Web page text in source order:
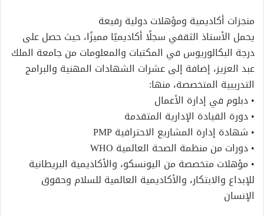
منجزات أكاديمية ومؤهلات دولية رفيعة
يحمل الأستاذ الثقفي سجلًا أكاديميًا مميزًا، حيث حصل على
درجة البكالوريوس في المكتبات والمعلومات من جامعة الملك
عبد العزيز، إضافة إلى عشرات الشهادات المهنية والبرامج
التدريبية المتخصصة، منها:
• دبلوم في إدارة الأعمال
• دورة القيادة الإدارية المتقدمة
• شهادة إدارة المشاريع الاحترافية PMP
• دورات من منظمة الصحة العالمية WHO
• مؤهلات متخصصة من اليونسكو، والأكاديمية البريطانية
للإبداع والابتكار، والأكاديمية العالمية للسلام وحقوق
الإنسان